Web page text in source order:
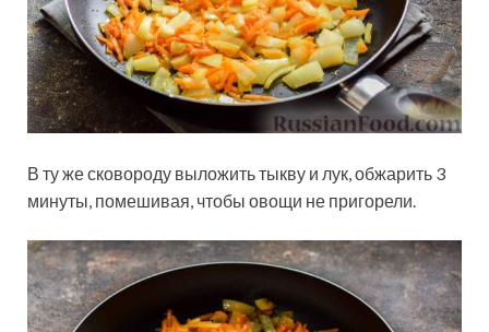
В ту же сковороду выложить тыкву и лук, обжарить 3
минуты, помешивая, чтобы овощи не пригорели.